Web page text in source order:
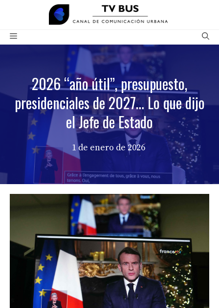
contenido
Menú
2026 “año útil”, presupuesto,
presidenciales de 2027… Lo que dijo
el Jefe de Estado
1 de enero de 2026